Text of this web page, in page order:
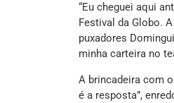
“Eu cheguei aqui
Festival da Globo.
puxadores
minha carteira no
A brincadeira com
é a resposta”,